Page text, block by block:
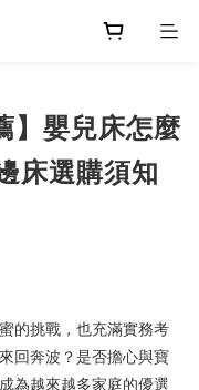
】嬰兒床怎麼
床選購須知
的挑戰，也充滿實務考
回奔波？是否擔心與寶
成為越來越多家庭的優選